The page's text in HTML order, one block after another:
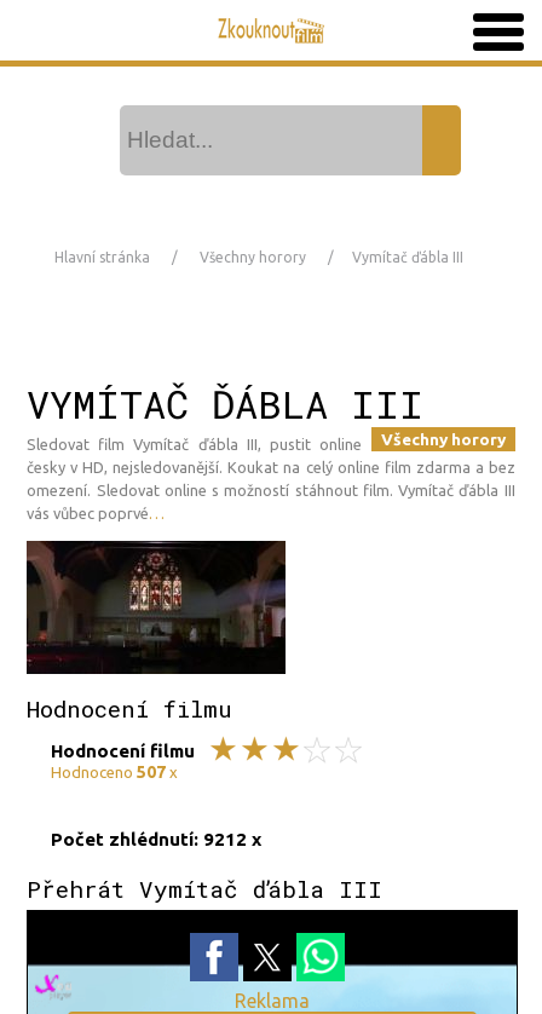
Hlavní stránka Všechny horory Vymítač ďábla III
VYMÍTAČ ĎÁBLA III
Všechny horory
Sledovat film Vymítač ďábla III, pustit online
česky v HD, nejsledovanější. Koukat na celý online film zdarma a bez
omezení. Sledovat online s možností stáhnout film. Vymítač ďábla III
vás vůbec poprvé
Hodnocení filmu
Hodnocení filmu
Hodnoceno507x
Počet zhlédnutí: 9212 x
Přehrát Vymítač ďábla III
Reklama